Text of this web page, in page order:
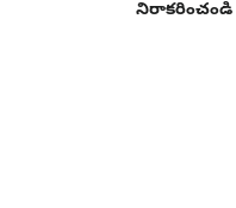
నిరాకరించండి